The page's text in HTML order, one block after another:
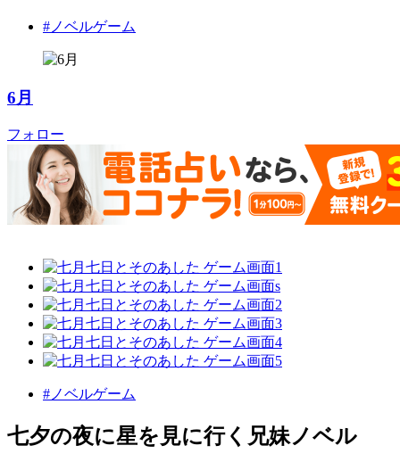
#ノベルゲーム
6月
フォロー
#ノベルゲーム
七夕の夜に星を見に行く兄妹ノベル